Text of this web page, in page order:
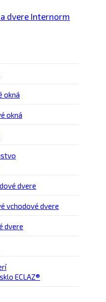
okná
okná
dvere
vchodové dvere
dvere
ECLAZ®